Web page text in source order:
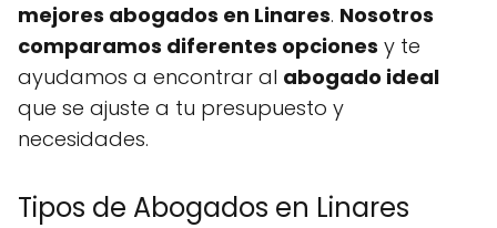
mejores abogados en Linares. Nosotros
comparamos diferentes opciones y te
ayudamos a encontrar al abogado ideal
que se ajuste a tu presupuesto y
necesidades.
Tipos de Abogados en Linares